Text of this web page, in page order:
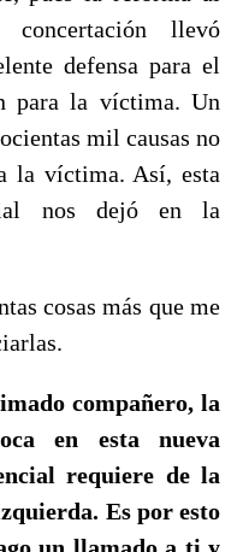
llevó
defensa para el
para la víctima. Un
mil causas no
la víctima. Así, esta
nos dejó en la
más que me
compañero, la
en esta nueva
requiere de la
Es por esto